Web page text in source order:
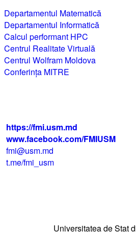
Departamentul Matematică
Departamentul Informatică
Calcul performant HPC
Centrul Realitate Virtuală
Centrul Wolfram Moldova
Conferința MITRE
https://fmi.usm.md
www.facebook.com/FMIUSM
fmi@usm.md
t.me/fmi_usm
Universitatea de Stat